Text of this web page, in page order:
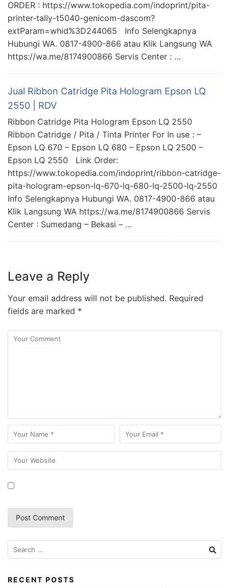
ORDER : https://www.tokopedia.com/indoprint/pita-
printer-tally-t5040-genicom-dascom?
extParam=whid%3D244065 Info Selengkapnya
Hubungi WA. 0817-4900-866 atau Klik Langsung WA
https://wa.me/8174900866 Servis Center : …
Jual Ribbon Catridge Pita Hologram Epson LQ
2550 | RDV
Ribbon Catridge Pita Hologram Epson LQ 2550
Ribbon Catridge / Pita / Tinta Printer For In use : –
Epson LQ 670 – Epson LQ 680 – Epson LQ 2500 –
Epson LQ 2550 Link Order:
https://www.tokopedia.com/indoprint/ribbon-catridge-
pita-hologram-epson-lq-670-lq-680-lq-2500-lq-2550
Info Selengkapnya Hubungi WA. 0817-4900-866 atau
Klik Langsung WA https://wa.me/8174900866 Servis
Center : Sumedang – Bekasi – …
Leave a Reply
Your email address will not be published. Required
fields are marked *
RECENT POSTS